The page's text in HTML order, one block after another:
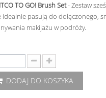
TO GO! Brush Set- Zestaw
idealnie pasują do dołączonego,
makijażu w podróży.
DODAJ DO KOSZYKA